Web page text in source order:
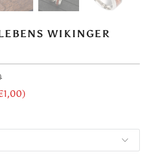
WIKINGER
)